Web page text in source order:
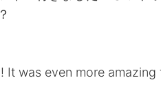
It was even more